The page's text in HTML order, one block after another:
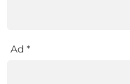
Ad *